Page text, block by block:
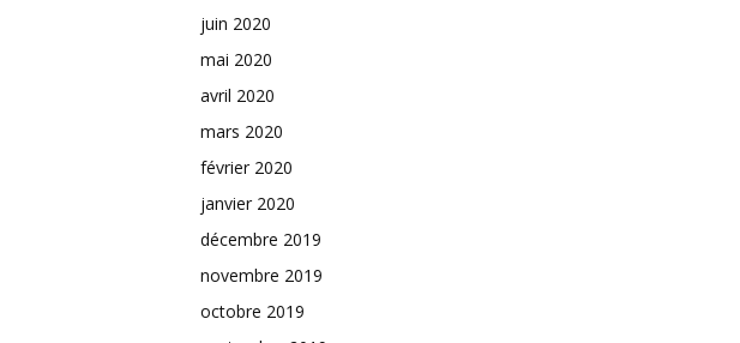
juin 2020
mai 2020
avril 2020
mars 2020
février 2020
janvier 2020
décembre 2019
novembre 2019
octobre 2019